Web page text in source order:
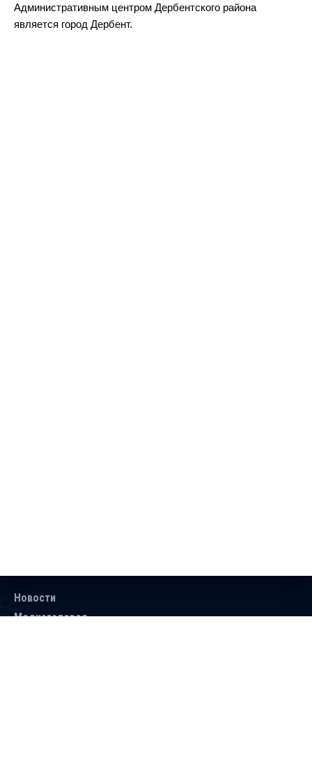
Административным центром Дербентского района
является город Дербент.
Новости
Медиагалерея